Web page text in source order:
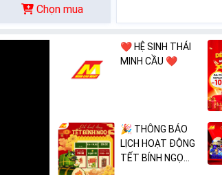
Chọn mua
❤️ HỆ SINH THÁI
MINH CẦU ❤️
🎉 THÔNG BÁO
LỊCH HOẠT ĐỘNG
TẾT BÍNH NGỌ